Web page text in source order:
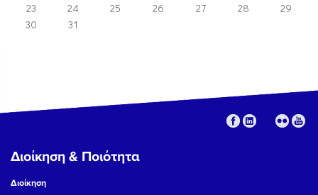
23
24 25 26 27 28
29
30
31
Διοίκηση & Ποιότητα
Διοίκηση